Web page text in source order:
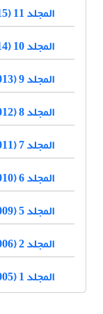
المجلد 11 (2015)
المجلد 10 (2014)
المجلد 9 (2013)
المجلد 8 (2012)
المجلد 7 (2011)
المجلد 6 (2010)
المجلد 5 (2009)
المجلد 2 (2006)
المجلد 1 (2005)